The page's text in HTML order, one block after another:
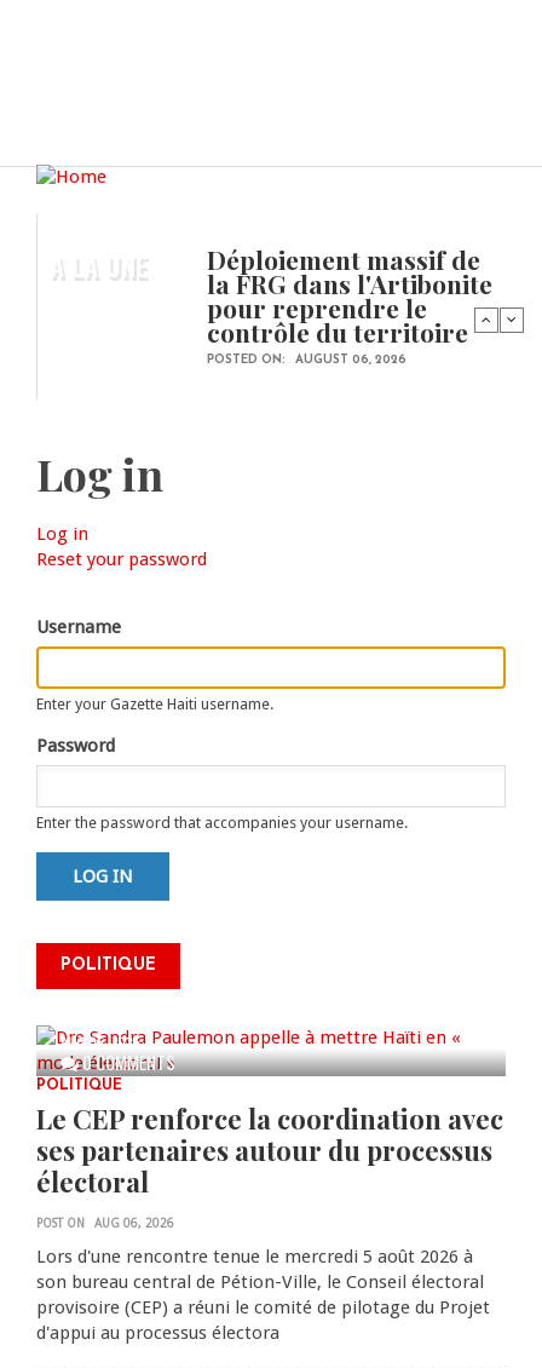
A LA UNE Déploiement massif de
la FRG dans l'Artibonite
pour reprendre le
contrôle du territoire
POSTED ON: AUGUST 06, 2026
Log in
Primary
Log in
tab)
Reset your password
Username
Enter your Gazette Haiti username.
Password
Enter the password that accompanies your username.
POLITIQUE
0 COMMENTS
mettre Haïti en « mode électoral
» à travers une vaste campagne
AUG 06, 2026
POLITIQUE
Le CEP renforce la coordination avec
ses partenaires autour du processus
électoral
POST ON AUG 06, 2026
Lors d'une rencontre tenue le mercredi 5 août 2026 à
son bureau central de Pétion-Ville, le Conseil électoral
provisoire (CEP) a réuni le comité de pilotage du Projet
d'appui au processus électora